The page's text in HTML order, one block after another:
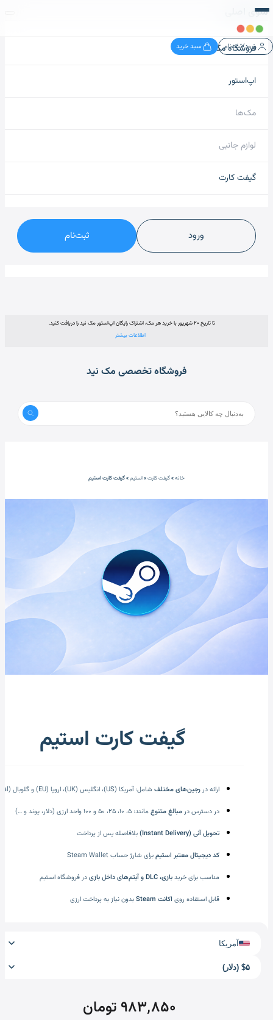
ورود/ثبت‌نام سبد خرید
منوی اصلی
فروشگاه مک نید
اپ‌استور
مک‌ها
لوازم جانبی
گیفت کارت
ورود ثبت‌نام
تا تاریخ ۲۰ شهریور با خرید هر مک، اشتراک رایگان اپ‌استور مک نید را دریافت کنید.
اطلاعات بیشتر
فروشگاه تخصصی مک نید
خانه»گیفت کارت»استیم»گیفت کارت استیم
گیفت کارت استیم
ارائه در رجین‌های مختلف شامل: آمریکا (US)، انگلیس (UK)، اروپا (EU) و گلوبال (Global)
در دسترس در مبالغ متنوعمانند: ۵، ۱۰، ۲۵، ۵۰ و ۱۰۰ واحد ارزی (دلار، پوند و …)
تحویل آنی (Instant Delivery) بلافاصله پس از پرداخت
کد دیجیتال معتبر استیمبرای شارژ حساب Steam Wallet
مناسب برای خریدبازی، DLC و آیتم‌های داخل بازی در فروشگاه استیم
قابل استفاده روی اکانت Steam بدون نیاز به پرداخت ارزی
آمریکا
$۵ (دلار)
۹۸۳٬۸۵۰ تومان